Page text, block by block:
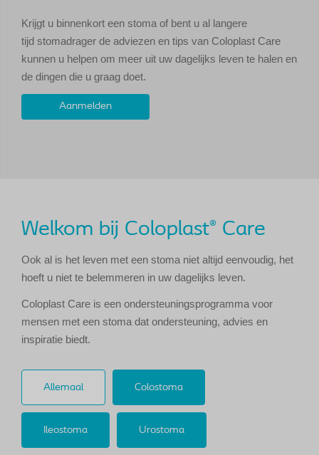
Krijgt u binnenkort een stoma of bent u al langere
tijd stomadrager de adviezen en tips van Coloplast Care
kunnen u helpen om meer uit uw dagelijks leven te halen en
de dingen die u graag doet.
Aanmelden
Welkom bij Coloplast® Care
Ook al is het leven met een stoma niet altijd eenvoudig, het
hoeft u niet te belemmeren in uw dagelijks leven.
Coloplast Care is een ondersteuningsprogramma voor
mensen met een stoma dat ondersteuning, advies en
inspiratie biedt.
Allemaal Colostoma
Ileostoma Urostoma